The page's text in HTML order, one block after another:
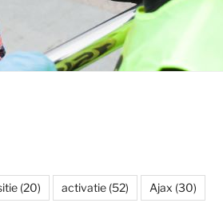
(20) activatie(52) Ajax (30)